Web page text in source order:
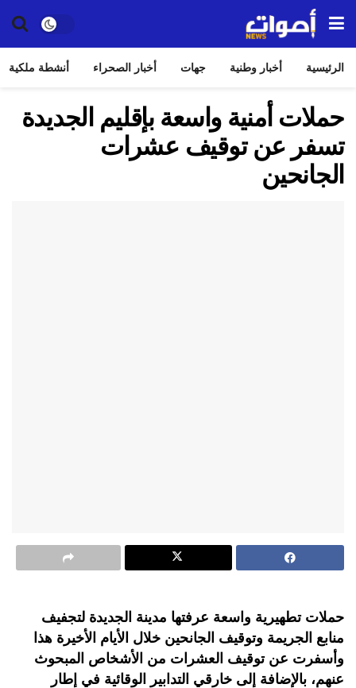
الرئيسية أخبار وطنية جهات أخبار الصحراء أنشطة ملكية
حملات أمنية واسعة بإقليم الجديدة
تسفر عن توقيف عشرات
الجانحين
حملات تطهيرية واسعة عرفتها مدينة الجديدة لتجفيف
منابع الجريمة وتوقيف الجانحين خلال الأيام الأخيرة هذا
وأسفرت عن توقيف العشرات من الأشخاص المبحوث
عنهم، بالإضافة إلى خارقي التدابير الوقائية في إطار